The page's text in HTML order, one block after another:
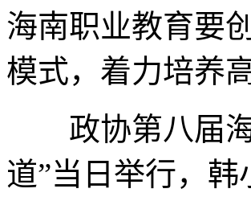
海南职业教育要
模式，着力培养
政协第八届海
道”当日举行，